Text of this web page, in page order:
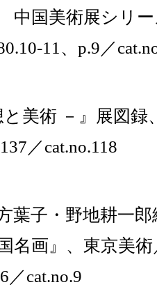
中国美術展シリ
11、p.9／
と美術 －』展図
／cat.no.118
葉子・野地耕一
名画』、東京美
／cat.no.9